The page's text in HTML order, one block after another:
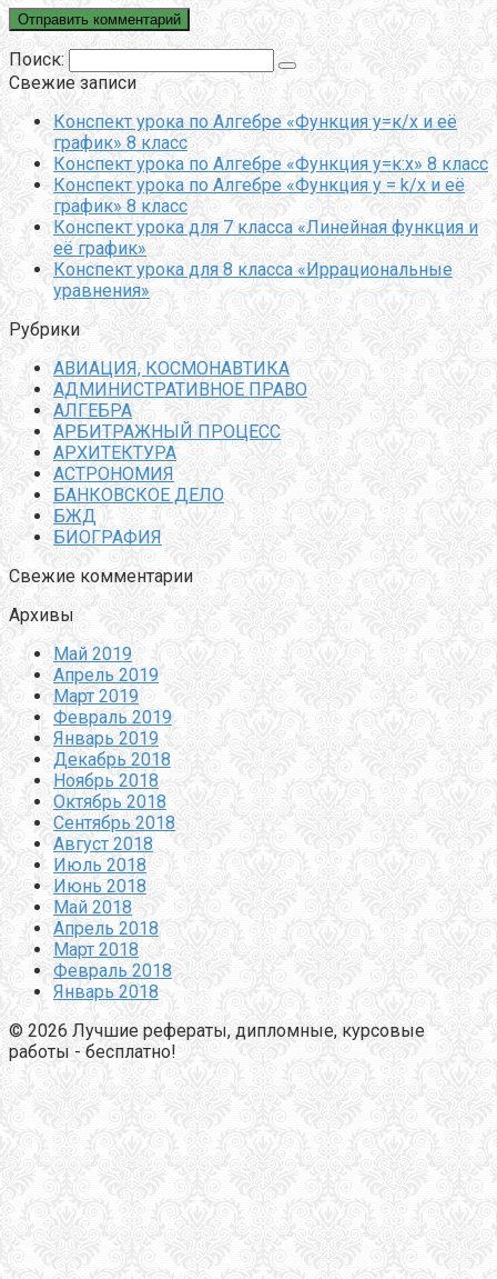
Поиск:
Свежие записи
Конспект урока по Алгебре «Функция у=к/х и её
график» 8 класс
Конспект урока по Алгебре «Функция у=к:х» 8 класс
Конспект урока по Алгебре «Функция y = k/x и её
график» 8 класс
Конспект урока для 7 класса «Линейная функция и
её график»
Конспект урока для 8 класса «Иррациональные
уравнения»
Рубрики
АВИАЦИЯ, КОСМОНАВТИКА
АДМИНИСТРАТИВНОЕ ПРАВО
АЛГЕБРА
АРБИТРАЖНЫЙ ПРОЦЕСС
АРХИТЕКТУРА
АСТРОНОМИЯ
БАНКОВСКОЕ ДЕЛО
БЖД
БИОГРАФИЯ
Свежие комментарии
Архивы
Май 2019
Апрель 2019
Март 2019
Февраль 2019
Январь 2019
Декабрь 2018
Ноябрь 2018
Октябрь 2018
Сентябрь 2018
Август 2018
Июль 2018
Июнь 2018
Май 2018
Апрель 2018
Март 2018
Февраль 2018
Январь 2018
© 2026 Лучшие рефераты, дипломные, курсовые
работы - бесплатно!